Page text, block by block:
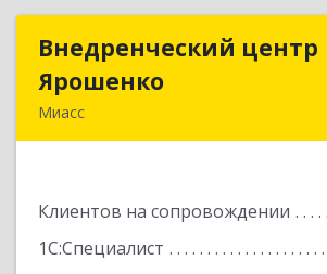
Внедренческий центр
Ярошенко
Миасс
Клиентов на сопровождении
1С:Специалист